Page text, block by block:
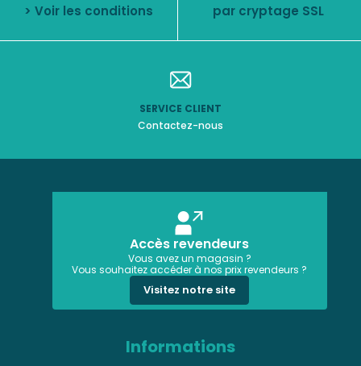
> Voir les conditions par cryptage SSL
SERVICE CLIENT
Contactez-nous
Accès revendeurs
Vous avez un magasin ?
Vous souhaitez accéder à nos prix revendeurs ?
Visitez notre site
Informations